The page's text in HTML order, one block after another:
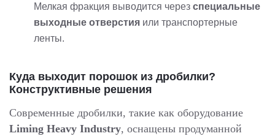
Мелкая фракция выводится через специальные
выходные отверстия или транспортерные
ленты.
Куда выходит порошок из дробилки?
Конструктивные решения
Современные дробилки, такие как оборудование
Liming Heavy Industry, оснащены продуманной